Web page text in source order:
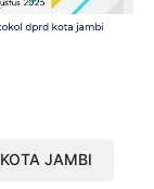
KOTA JAMBI